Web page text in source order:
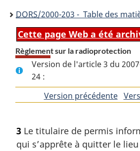
DORS/2000-203 - Table des
Cette page Web a été
Règlement sur la radioprotection
Version de l'article 3 du
24 :
Version précédentede
3 Le titulaire de permis
qui s’apprête à quitter le